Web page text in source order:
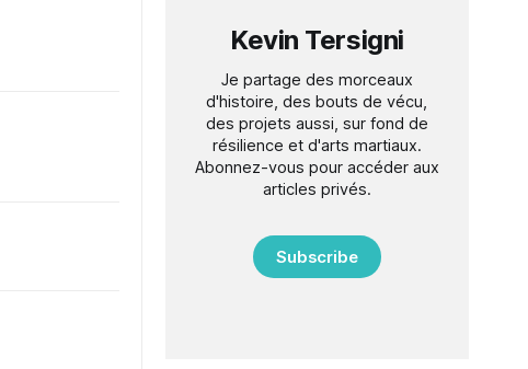
Kevin Tersigni
Je partage des morceaux
d'histoire, des bouts de vécu,
des projets aussi, sur fond de
résilience et d'arts martiaux.
Abonnez-vous pour accéder aux
articles privés.
Subscribe